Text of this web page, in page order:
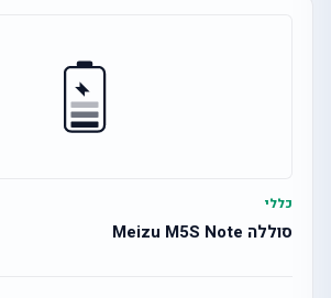
כללי
סוללה Meizu M5S Note